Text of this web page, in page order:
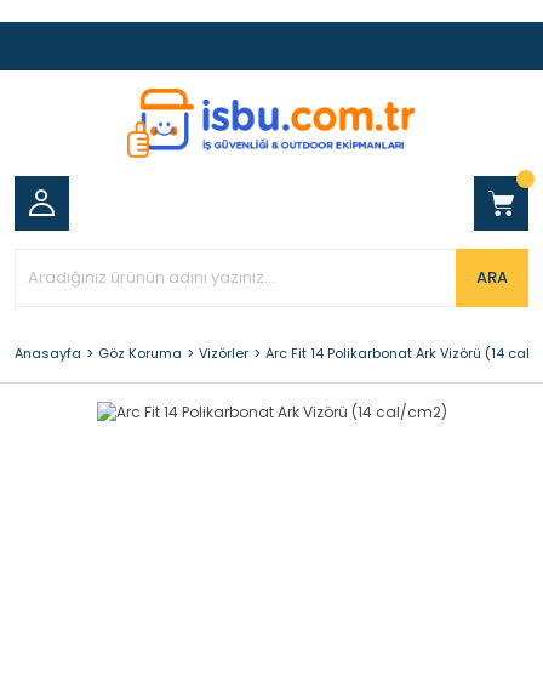
ARA
Anasayfa Göz Koruma Vizörler Arc Fit 14 Polikarbonat Ark Vizörü (14 cal/